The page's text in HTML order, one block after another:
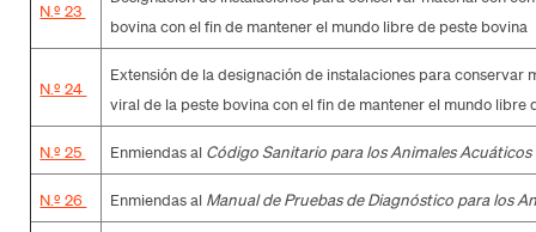
N.º 23
bovina con el fin de mantener el mundo libre de peste bovina
N.º 24
Extensión de la designación de instalaciones para conservar
viral de la peste bovina con el fin de mantener el mundo libre
N.º 25 Enmiendas al Código Sanitario para los Animales Acuáticos
N.º 26 Enmiendas al Manual de Pruebas de Diagnóstico para los